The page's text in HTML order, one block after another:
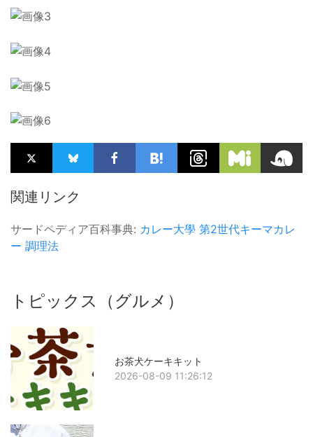
関連リンク
サードペディア百科事典: カレー大學 第2世代キーマカレ
ー 調理法
トピックス（グルメ）
お茶犬ケーキキット
2026-08-09 11:26:12